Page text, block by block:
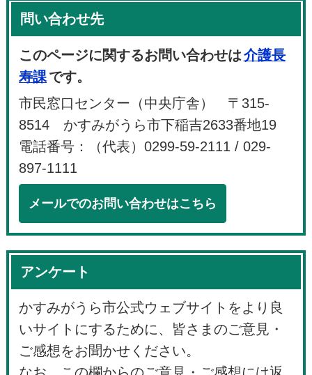
問い合わせ先
このページに関するお問い合わせは介護長
寿課です。
市民窓口センター（中央庁舎） 〒315-
8514 かすみがうら市下稲吉2633番地19
電話番号：（代表）0299-59-2111 / 029-
897-1111
メールでのお問い合わせはこちら
アンケート
かすみがうら市公式ウェブサイトをより良
いサイトにするために、皆さまのご意見・
ご感想をお聞かせください。